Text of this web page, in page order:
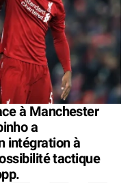
à Manchester
a
intégration à
tactique